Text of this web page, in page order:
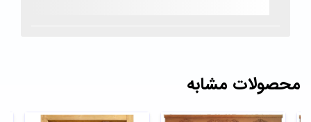
محصولات مشابه